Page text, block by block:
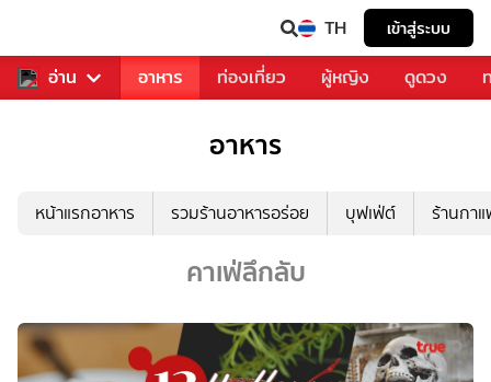
TH เข้าสู่ระบบ
อ่าน
รวงการเพลง อาหาร ท่องเที่ยว ผู้หญิง ดูดวง
อาหาร
หน้าแรกอาหาร รวมร้านอาหารอร่อย บุฟเฟ่ต์ ร้านกา
คาเฟ่ลึกลับ